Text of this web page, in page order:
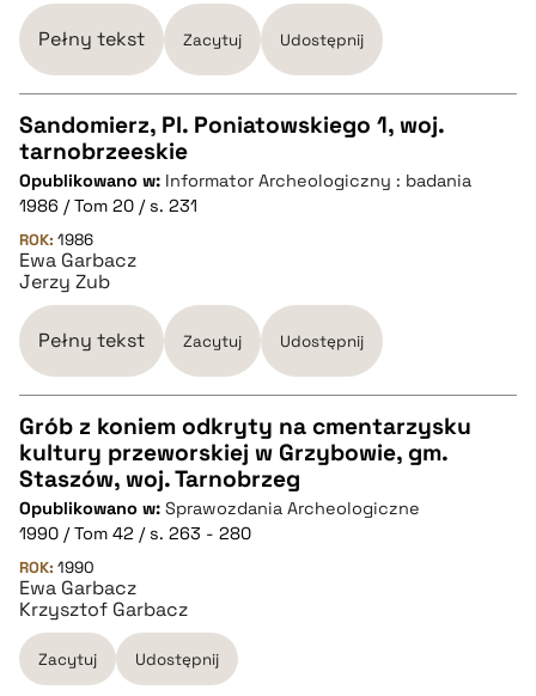
BIBTEX
Pełny tekst Zacytuj Udostępnij
CZYSTY TEKST
pobierz cytat
BIBTEX
pobierz cytat
Sandomierz, Pl. Poniatowskiego 1, woj.
tarnobrzeeskie
Opublikowano w: Informator Archeologiczny : badania
1986 / Tom 20 / s. 231
ROK: 1986
Ewa Garbacz
Jerzy Zub
Pełny tekst Zacytuj Udostępnij
CZYSTY TEKST
pobierz cytat
BIBTEX
pobierz cytat
Grób z koniem odkryty na cmentarzysku
kultury przeworskiej w Grzybowie, gm.
Staszów, woj. Tarnobrzeg
Opublikowano w: Sprawozdania Archeologiczne
1990 / Tom 42 / s. 263 - 280
ROK: 1990
Ewa Garbacz
Krzysztof Garbacz
Zacytuj Udostępnij